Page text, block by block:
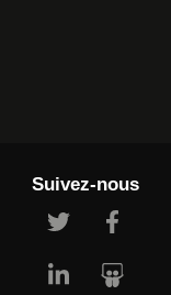
ou vous
des
Suivez-nous